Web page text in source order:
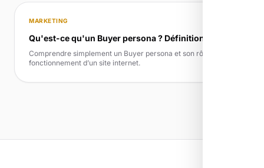
MARKETING
Qu'est-ce qu'un Buyer persona ? Définition simple
Comprendre simplement un Buyer persona et son rôle dans le
fonctionnement d’un site internet.